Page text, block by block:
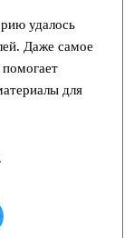
удалось
Даже самое
для